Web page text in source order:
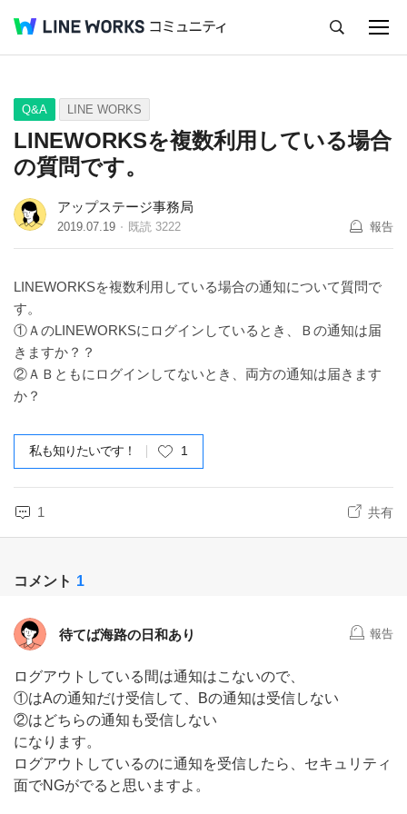
Q&A Tips Ideas
Q&A LINE WORKS
LINEWORKSを複数利用している場合
の質問です。
アップステージ事務局
2019.07.19 既読 3222 報告
LINEWORKSを複数利用している場合の通知について質問で
す。
①ＡのLINEWORKSにログインしているとき、Ｂの通知は届
きますか？？
②ＡＢともにログインしてないとき、両方の通知は届きます
か？
私も知りたいです！ 1
1 共有
コメント 1
待てば海路の日和あり 報告
ログアウトしている間は通知はこないので、
①はAの通知だけ受信して、Bの通知は受信しない
②はどちらの通知も受信しない
になります。
ログアウトしているのに通知を受信したら、セキュリティ
面でNGがでると思いますよ。